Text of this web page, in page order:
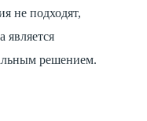
не подходят,
является
решением.